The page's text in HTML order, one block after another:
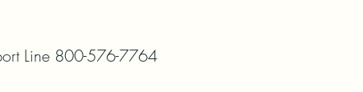
Line 800-576-7764